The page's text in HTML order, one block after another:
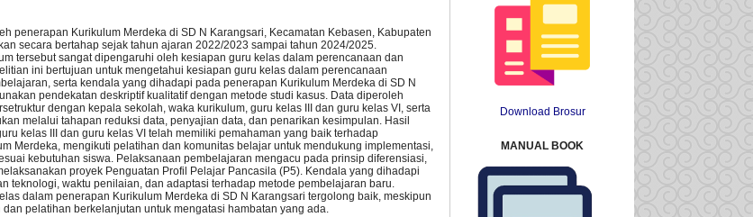
Download Brosur
MANUAL BOOK
penerapan Kurikulum Merdeka di SD N Karangsari, Kecamatan Kebasen, Kabupaten
secara bertahap sejak tahun ajaran 2022/2023 sampai tahun 2024/2025.
tersebut sangat dipengaruhi oleh kesiapan guru kelas dalam perencanaan dan
ini bertujuan untuk mengetahui kesiapan guru kelas dalam perencanaan
serta kendala yang dihadapi pada penerapan Kurikulum Merdeka di SD N
pendekatan deskriptif kualitatif dengan metode studi kasus. Data diperoleh
dengan kepala sekolah, waka kurikulum, guru kelas III dan guru kelas VI, serta
melalui tahapan reduksi data, penyajian data, dan penarikan kesimpulan. Hasil
kelas III dan guru kelas VI telah memiliki pemahaman yang baik terhadap
Merdeka, mengikuti pelatihan dan komunitas belajar untuk mendukung implementasi,
kebutuhan siswa. Pelaksanaan pembelajaran mengacu pada prinsip diferensiasi,
proyek Penguatan Profil Pelajar Pancasila (P5). Kendala yang dihadapi
teknologi, waktu penilaian, dan adaptasi terhadap metode pembelajaran baru.
dalam penerapan Kurikulum Merdeka di SD N Karangsari tergolong baik, meskipun
pelatihan berkelanjutan untuk mengatasi hambatan yang ada.